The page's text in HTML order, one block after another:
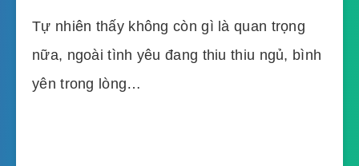
Tự nhiên thấy không còn gì là quan trọng
nữa, ngoài tình yêu đang thiu thiu ngủ, bình
yên trong lòng…